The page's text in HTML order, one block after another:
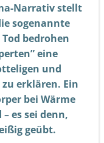
Narrativ stellt
sogenannte
bedrohen
eine
und
erklären. Ein
bei Wärme
es sei denn,
geübt.